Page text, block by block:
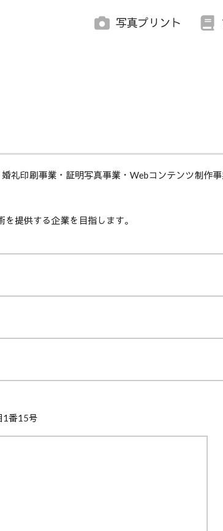
写真プリント
礼印刷事業・証明写真事業・Webコンテンツ制作
提供する企業を目指します。
1番15号